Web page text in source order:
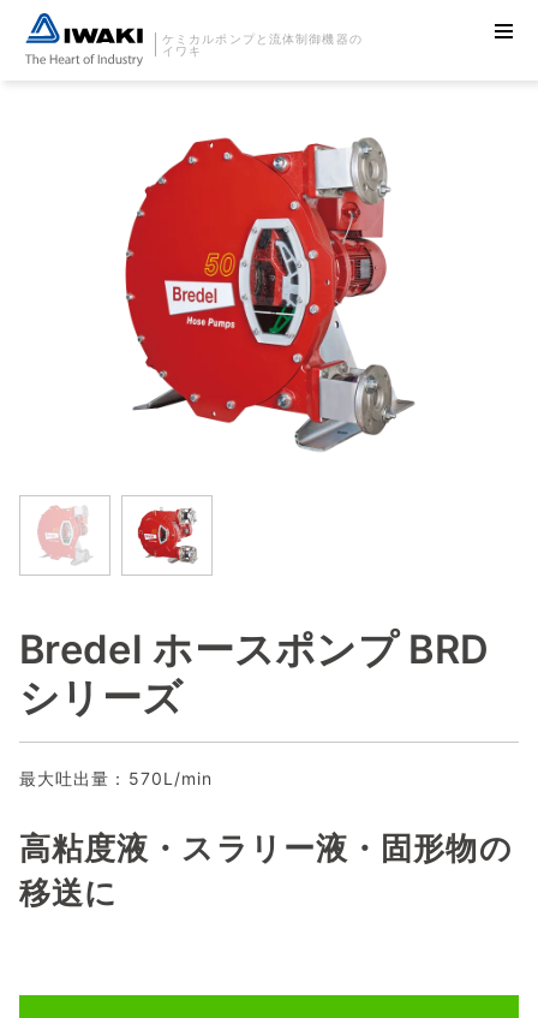
ケミカルポンプと流体制御機器の
イワキ
Bredel ホースポンプ BRD
シリーズ
最大吐出量：570L/min
高粘度液・スラリー液・固形物の
移送に